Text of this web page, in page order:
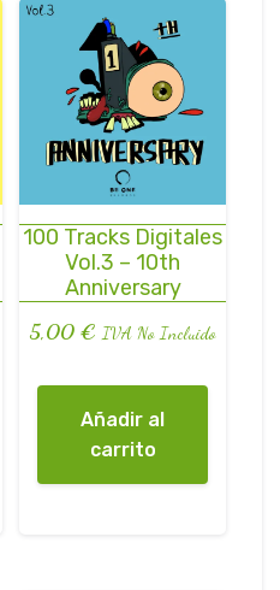
100 Tracks Digitales
Vol.3 – 10th
Anniversary
5,00€ IVA No Incluido
Añadir al
carrito